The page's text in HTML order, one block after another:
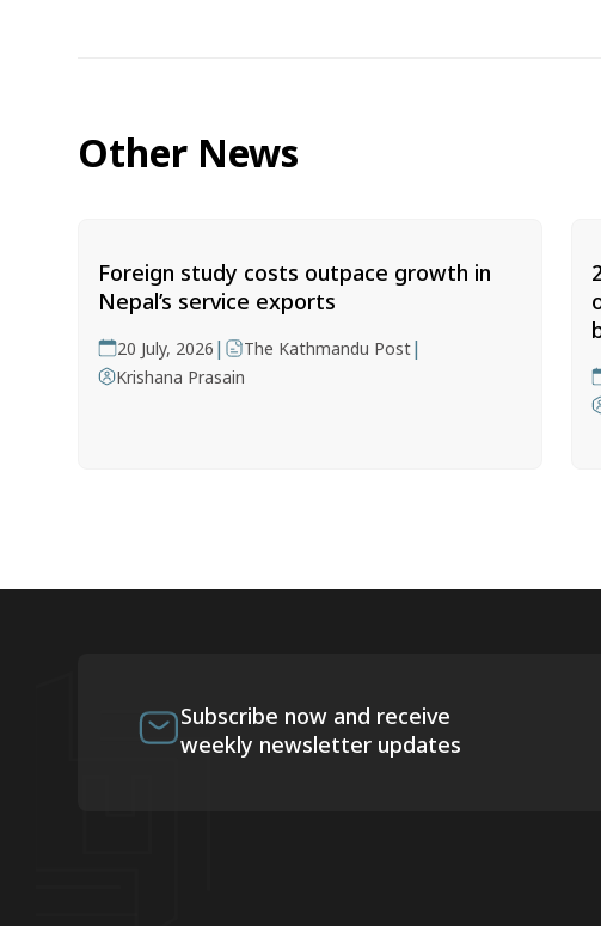
Other News
Foreign study costs outpace growth in
Nepal’s service exports
20 July, 2026 | The Kathmandu Post|
Krishana Prasain
Subscribe now and receive
weekly newsletter updates